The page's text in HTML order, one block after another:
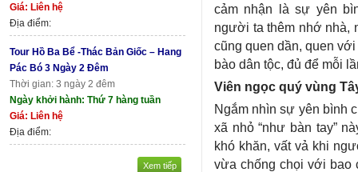
Giá: Liên hệ
Địa điểm:
Tour Hồ Ba Bể -Thác Bản Giốc – Hang
Pác Bó 3 Ngày 2 Đêm
Thời gian: 3 ngày 2 đêm
Ngày khởi hành: Thứ 7 hàng tuần
Giá: Liên hệ
Địa điểm:
Xem tiếp
cảm nhận là sự yên
người ta thêm nhớ nhà,
cũng quen dần, quen
bào dân tộc, đủ để mỗi
Viên ngọc quý vùng
Ngắm nhìn sự yên bình
xã nhỏ “như bàn tay”
khó khăn, vất vả khi
vừa chống chọi với bao